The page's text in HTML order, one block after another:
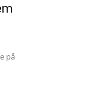
på